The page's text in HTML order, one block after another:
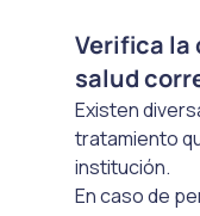
Verifica la
salud
Existen
tratamiento
institución.
En caso de